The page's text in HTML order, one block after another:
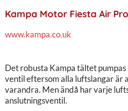
Kampa Motor Fiesta Air
www.kampa.co.uk
Det robusta Kampa tältet pumpas
ventil eftersom alla luftslangar är
varandra. Men ändå har varje
anslutningsventil.